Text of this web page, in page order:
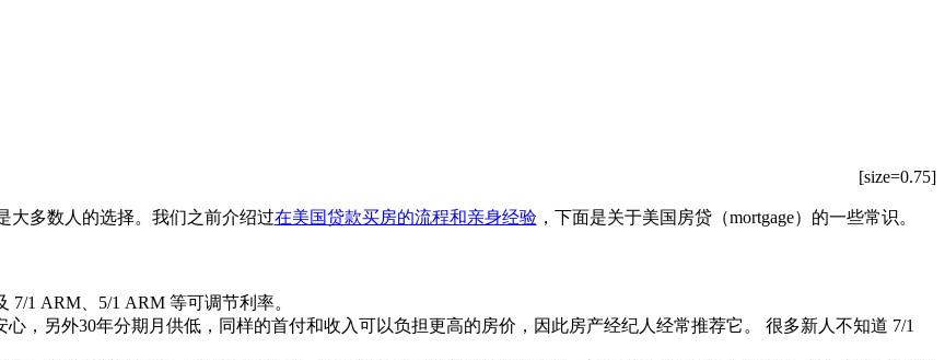
[size=0.75]
大多数人的选择。我们之前介绍过在美国贷款买房的流程和亲身经验，下面是关于美国房贷（mortgage）的一些常识。
7/1 ARM、5/1 ARM 等可调节利率。
，另外30年分期月供低，同样的首付和收入可以负担更高的房价，因此房产经纪人经常推荐它。 很多新人不知道 7/1